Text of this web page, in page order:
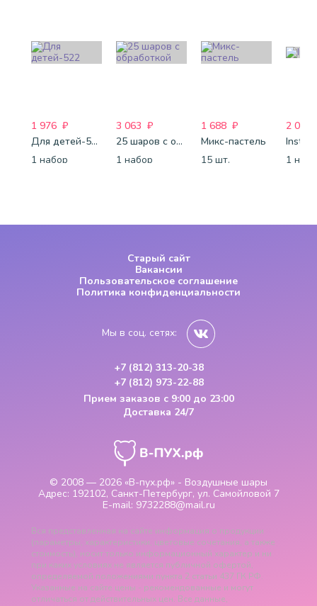
1 976 ₽
Для детей-522
1 набор
3 063 ₽
25 шаров с обработкой
1 набор
1 688 ₽
Микс-пастель
15 шт.
2 015
1
© 2008 — 2026 «В-пух.рф» - Воздушные шары
Адрес: 192102, Санкт-Петербург, ул. Самойловой 7
E-mail: 9732288@mail.ru
Старый сайт
Вакансии
Пользовательское соглашение
Политика конфиденциальности
Мы в соц. сетях:
+7 (812) 313-20-38
+7 (812) 973-22-88
Прием заказов с 9:00 до 23:00
Доставка 24/7
Вся представленная на сайте информация о продукции
(параметры, характеристики, цветовые сочетания, а также
стоимость), носит только информационный характер и ни
при каких условиях не является публичной офертой,
определяемой положениями пункта 2 статьи 437 ГК РФ.
Указанные на сайте цены - рекомендованные и могут
отличаться от действительных цен. Все данные,